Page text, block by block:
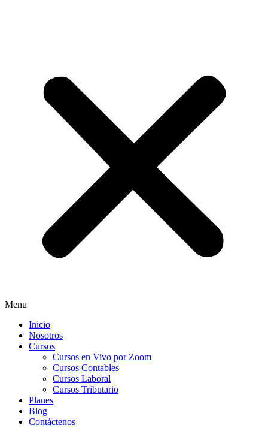
Menu
Inicio
Nosotros
Cursos
Cursos en Vivo por Zoom
Cursos Contables
Cursos Laboral
Cursos Tributario
Planes
Blog
Contáctenos